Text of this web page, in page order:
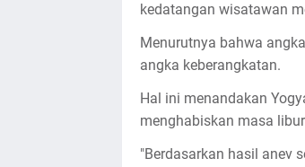
kedatangan wisatawan
Menurutnya bahwa
angka keberangkatan.
Hal ini menandakan
menghabiskan masa libur
"Berdasarkan hasil anev